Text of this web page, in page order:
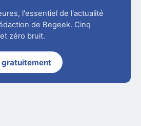
l'essentiel de l'actualité
de Begeek. Cinq
zéro bruit.
gratuitement